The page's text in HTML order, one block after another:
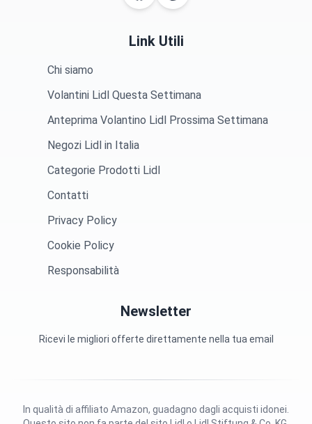
Link Utili
Chi siamo
Volantini Lidl Questa Settimana
Anteprima Volantino Lidl Prossima Settimana
Negozi Lidl in Italia
Categorie Prodotti Lidl
Contatti
Privacy Policy
Cookie Policy
Responsabilità
Newsletter
Ricevi le migliori offerte direttamente nella tua email
In qualità di affiliato Amazon, guadagno dagli acquisti idonei.